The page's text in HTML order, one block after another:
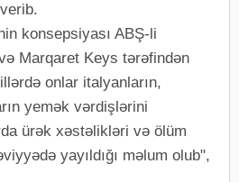
konsepsiyası ABŞ-li
Marqaret Keys tərəfindən
onlar italyanların,
yemək vərdişlərini
ürək xəstəlikləri və ölüm
yayıldığı məlum olub",